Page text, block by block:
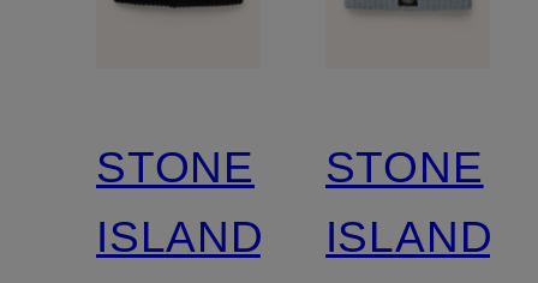
STONE
ISLAND
STONE
ISLAND